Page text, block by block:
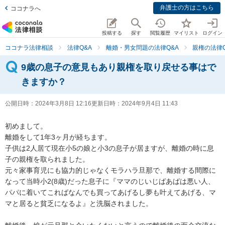
ココナラへ 弁護士の方はこちら
投稿する 探す 閲覧履歴 マイリスト ログイン
ココナラ法律相談 法律Q&A 離婚・男女問題の法律Q&A 親権の法律
9歳の息子の意見もあり親権を取り戻せる事はで
きますか？
公開日時： 2024年3月8日 12:16更新日時： 2024年9月4日 11:43
初めまして。
離婚をして1年3ヶ月が経ちます。
子供は2人居て現在小5の娘と小3の息子が居ますが、離婚の時に息
子の親権を取られました。
元々家事育児にも協力的じゃなくモラハラ旦那で、離婚する間際に
なって当時小2(8歳)だった息子に『ママのじいじばあばは悪い人、
パパに着いてこればなんでも買ってあげるし夢も叶えてあげる、マ
マと居ると貧乏になるよ』と洗脳されました。